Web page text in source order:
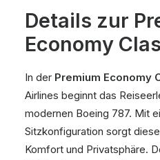
Details zur
Economy
In der Premium Economy
Airlines beginnt das
modernen Boeing 787. Mit
Sitzkonfiguration sorgt
Komfort und Privatsphäre.